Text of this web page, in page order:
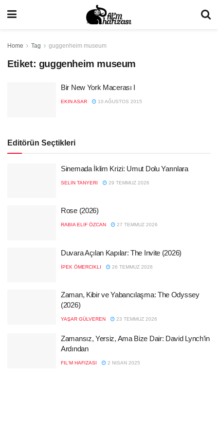
Home Tag guggenheim museum
Etiket: guggenheim museum
Bir New York Macerası I
EKIN ASAR 10 AĞUSTOS 2015
Editörün Seçtikleri
Sinemada İklim Krizi: Umut Dolu Yarınlara
SELIN TANYERI 29 TEMMUZ 2026
Rose (2026)
RABIA ELIF ÖZCAN 27 TEMMUZ 2026
Duvara Açılan Kapılar: The Invite (2026)
İPEK ÖMERCIKLI 26 TEMMUZ 2026
Zaman, Kibir ve Yabancılaşma: The Odyssey
(2026)
YAŞAR GÜLVEREN 23 TEMMUZ 2026
Zamansız, Yersiz, Ama Bize Dair: David Lynch’in
Ardından
FIL'M HAFIZASI 2 NISAN 2025